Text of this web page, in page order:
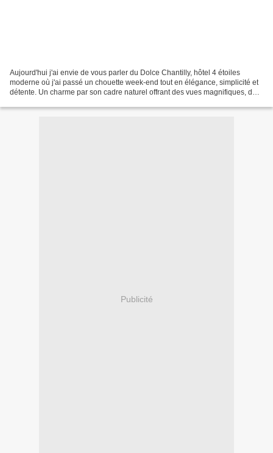
Aujourd'hui j'ai envie de vous parler du Dolce Chantilly, hôtel 4 étoiles
moderne où j'ai passé un chouette week-end tout en élégance, simplicité et
détente. Un charme par son cadre naturel offrant des vues magnifiques, des
Publicité